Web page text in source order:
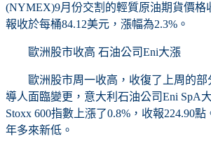
(NYMEX)9月份交割的輕質原油期貨價格
報收於每桶84.12美元，漲幅為2.3%。
歐洲股市收高 石油公司Eni大漲
歐洲股市周一收高，收復了上周的部
導人面臨變更，意大利石油公司Eni SpA
Stoxx 600指數上漲了0.8%，收報224.90
年多來新低。